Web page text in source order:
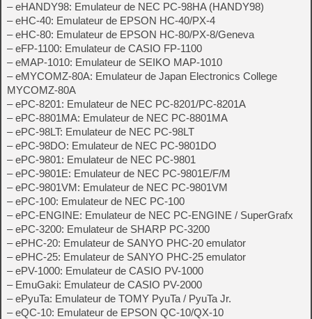
– eHANDY98: Emulateur de NEC PC-98HA (HANDY98)
– eHC-40: Emulateur de EPSON HC-40/PX-4
– eHC-80: Emulateur de EPSON HC-80/PX-8/Geneva
– eFP-1100: Emulateur de CASIO FP-1100
– eMAP-1010: Emulateur de SEIKO MAP-1010
– eMYCOMZ-80A: Emulateur de Japan Electronics College
MYCOMZ-80A
– ePC-8201: Emulateur de NEC PC-8201/PC-8201A
– ePC-8801MA: Emulateur de NEC PC-8801MA
– ePC-98LT: Emulateur de NEC PC-98LT
– ePC-98DO: Emulateur de NEC PC-9801DO
– ePC-9801: Emulateur de NEC PC-9801
– ePC-9801E: Emulateur de NEC PC-9801E/F/M
– ePC-9801VM: Emulateur de NEC PC-9801VM
– ePC-100: Emulateur de NEC PC-100
– ePC-ENGINE: Emulateur de NEC PC-ENGINE / SuperGrafx
– ePC-3200: Emulateur de SHARP PC-3200
– ePHC-20: Emulateur de SANYO PHC-20 emulator
– ePHC-25: Emulateur de SANYO PHC-25 emulator
– ePV-1000: Emulateur de CASIO PV-1000
– EmuGaki: Emulateur de CASIO PV-2000
– ePyuTa: Emulateur de TOMY PyuTa / PyuTa Jr.
– eQC-10: Emulateur de EPSON QC-10/QX-10